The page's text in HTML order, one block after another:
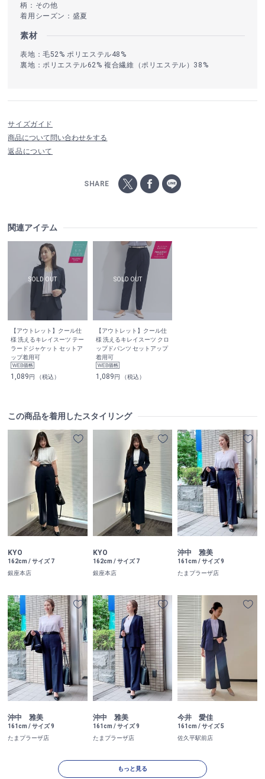
柄：その他
着用シーズン：盛夏
素材
表地：毛52% ポリエステル48%
裏地：ポリエステル62% 複合繊維（ポリエステル）38%
サイズガイド
商品について問い合わせをする
返品について
SHARE
関連アイテム
【アウトレット】クール仕
様 洗えるキレイスーツ テー
ラードジャケット セットア
ップ着用可
1,089円 （税込）
【アウトレット】クール仕
様 洗えるキレイスーツ クロ
ップドパンツ セットアップ
着用可
1,089円 （税込）
この商品を着用したスタイリング
KYO
162cm / サイズ 7
銀座本店
KYO
162cm / サイズ 7
銀座本店
沖中 雅美
161cm / サイズ 9
たまプラーザ店
沖中 雅美
161cm / サイズ 9
たまプラーザ店
沖中 雅美
161cm / サイズ 9
たまプラーザ店
今井 愛佳
161cm / サイズ 5
佐久平駅前店
もっと見る